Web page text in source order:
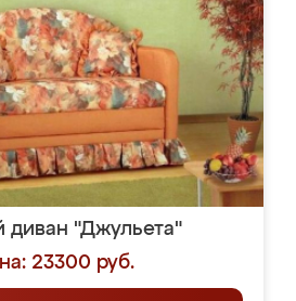
диван "Джульета"
23300 руб.